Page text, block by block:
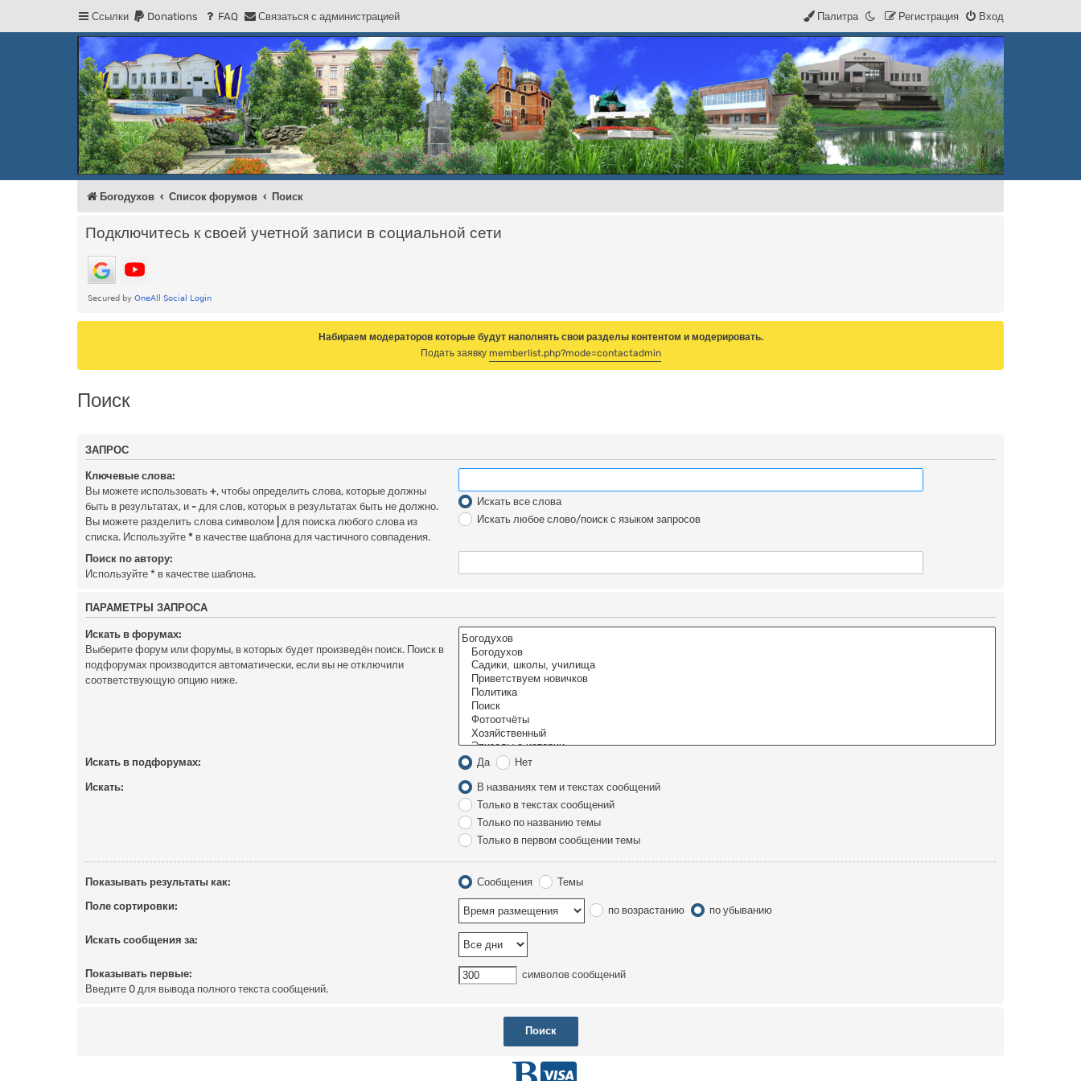
Ссылки Donations FAQ Связаться с администрацией Вход
Регистрация
Палитра
Регистрация
Форум Богодухова
Богодухов
Богодухов Список форумов Поиск
Подключитесь к своей учетной записи в социальной сети
Набираем модераторов которые будут наполнять свои разделы контентом и модерировать.
Подать заявку memberlist.php?mode=contactadmin
Поиск
ЗАПРОС
Ключевые слова:
Вы можете использовать +, чтобы определить слова, которые должны
быть в результатах, и - для слов, которых в результатах быть не должно.
Вы можете разделить слова символом
для поиска любого слова из
списка. Используйте * в качестве шаблона для частичного совпадения.
Искать все слова
Искать любое слово/поиск с языком запросов
Поиск по автору:
Используйте * в качестве шаблона.
ПАРАМЕТРЫ ЗАПРОСА
Искать в форумах:
Выберите форум или форумы, в которых будет произведён поиск. Поиск в
подфорумах производится автоматически, если вы не отключили
соответствующую опцию ниже.
Искать в подфорумах: Да Нет
Искать:
В названиях тем и текстах сообщений
Только в текстах сообщений
Только по названию темы
Только в первом сообщении темы
Показывать результаты как: Сообщения Темы
Поле сортировки: по возрастанию по убыванию
Искать сообщения за:
Показывать первые:
Введите 0 для вывода полного текста сообщений.
символов сообщений
Г D